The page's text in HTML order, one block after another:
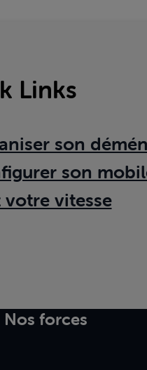
Links
son
son
votre vitesse
Nos forces